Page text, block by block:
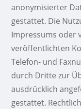
anonymisierter
gestattet. Die
Impressums oder
veröffentlichten
Telefon- und
durch Dritte zur
ausdrücklich
gestattet.